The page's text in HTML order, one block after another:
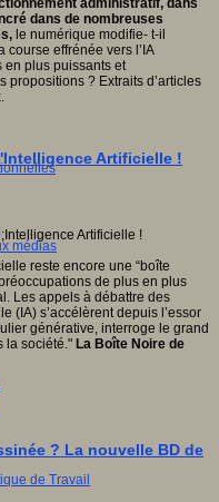
médias
de Travail
administratif, dans
dans de nombreuses
le numérique modifie- t-il
course effrénée vers l’IA
plus puissants et
propositions ? Extraits d’articles
Artificielle !
reste encore une “boîte
de plus en plus
Les appels à débattre des
(IA) s’accélèrent depuis l’essor
générative, interroge le grand
la société." La Boîte Noire de
? La nouvelle BD de